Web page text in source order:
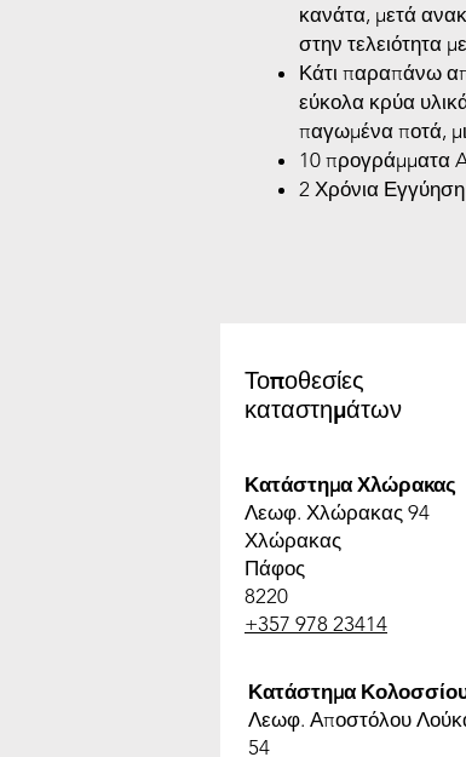
κανάτα, μετά
στην τελειότητα
Κάτι παραπάνω
εύκολα κρύα
παγωμένα ποτά,
10 προγράμματα
2 Χρόνια Εγγύηση
Τοποθεσίες
καταστημάτων
Κατάστημα Χλώρακας
Λεωφ. Χλώρακας 94
Χλώρακας
Πάφος
8220
+357 978 23414
Κατάστημα
Λεωφ. Αποστόλου
54